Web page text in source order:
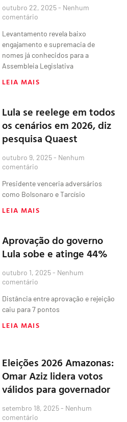
outubro 22, 2025 Nenhum
comentário
Levantamento revela baixo
engajamento e supremacia de
nomes já conhecidos para a
Assembleia Legislativa
LEIA MAIS
Lula se reelege em todos
os cenários em 2026, diz
pesquisa Quaest
outubro 9, 2025 Nenhum
comentário
Presidente venceria adversários
como Bolsonaro e Tarcísio
LEIA MAIS
Aprovação do governo
Lula sobe e atinge 44%
outubro 1, 2025 Nenhum
comentário
Distância entre aprovação e rejeição
caiu para 7 pontos
LEIA MAIS
Eleições 2026 Amazonas:
Omar Aziz lidera votos
válidos para governador
setembro 18, 2025 Nenhum
comentário